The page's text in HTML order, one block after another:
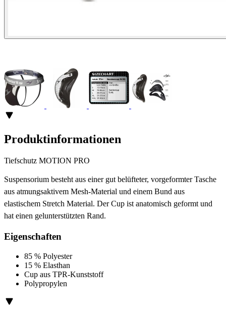
Produktinformationen
Tiefschutz MOTION PRO
Suspensorium besteht aus einer gut belüfteter, vorgeformter Tasche
aus atmungsaktivem Mesh-Material und einem Bund aus
elastischem Stretch Material. Der Cup ist anatomisch geformt und
hat einen gelunterstützten Rand.
Eigenschaften
85 % Polyester
15 % Elasthan
Cup aus TPR-Kunststoff
Polypropylen